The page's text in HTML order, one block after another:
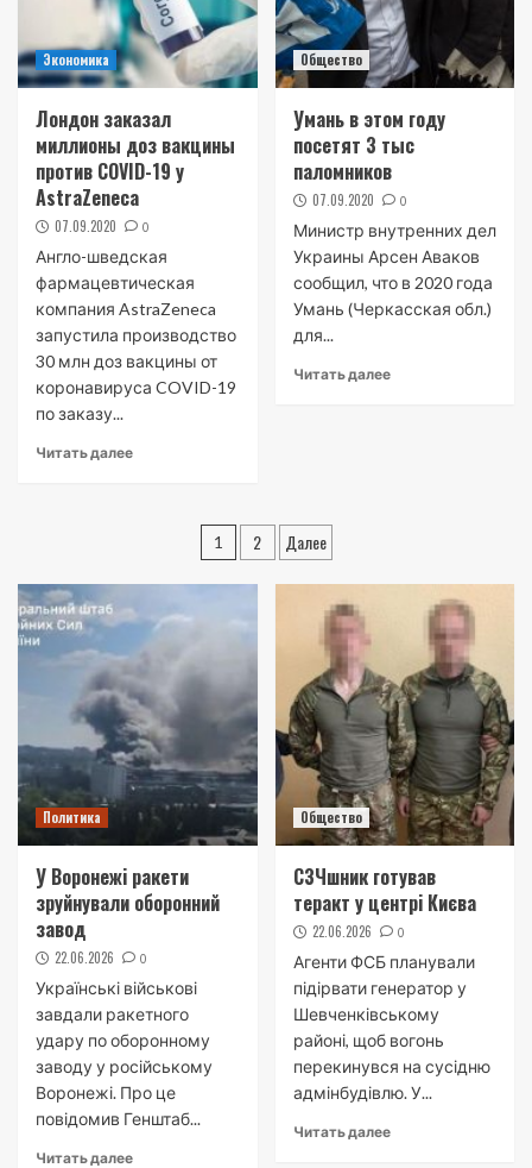
Экономика
Лондон заказал
миллионы доз вакцины
против COVID-19 у
AstraZeneca
07.09.2020 0
Англо-шведская
фармацевтическая
компания AstraZeneca
запустила производство
30 млн доз вакцины от
коронавируса COVID-19
по заказу...
Читать далее
Общество
Умань в этом году
посетят 3 тыс
паломников
07.09.2020 0
Министр внутренних дел
Украины Арсен Аваков
сообщил, что в 2020 года
Умань (Черкасская обл.)
для...
Читать далее
Навигация
по
записям
1 2 Далее
Политика
У Воронежі ракети
зруйнували оборонний
завод
22.06.2026 0
Українські військові
завдали ракетного
удару по оборонному
заводу у російському
Воронежі. Про це
повідомив Генштаб...
Читать далее
Общество
СЗЧшник готував
теракт у центрі Києва
22.06.2026 0
Агенти ФСБ планували
підірвати генератор у
Шевченківському
районі, щоб вогонь
перекинувся на сусідню
адмінбудівлю. У...
Читать далее